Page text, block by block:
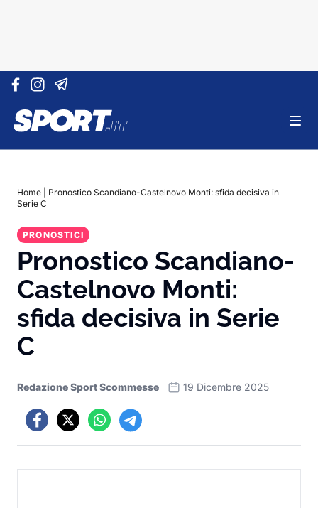
Vai al contenuto
Home
Pronostico Scandiano-Castelnovo Monti: sfida decisiva in
Serie C
PRONOSTICI
Pronostico Scandiano-
Castelnovo Monti:
sfida decisiva in Serie
C
Redazione Sport Scommesse 19 Dicembre 2025